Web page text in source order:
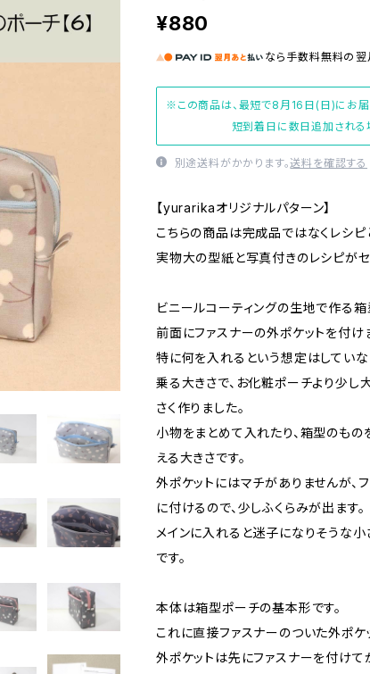
¥880
なら 手数料無料の 翌
※この商品は、最短で8月16日(日)にお届
短到着日に数日追加される
別途送料がかかります。送料を確認する
【yurarikaオリジナルパターン】
こちらの商品は完成品ではなくレシピ
実物大の型紙と写真付きのレシピがセ
ビニールコーティングの生地で作る箱
前面にファスナーの外ポケットを付け
特に何を入れるという想定はしていな
乗る大きさで、お化粧ポーチより少し
さく作りました。
小物をまとめて入れたり、箱型のもの
える大きさです。
外ポケットにはマチがありませんが、
に付けるので、少しふくらみが出ます。
メインに入れると迷子になりそうな小
です。
本体は箱型ポーチの基本形です。
これに直接ファスナーのついた外ポケ
外ポケットは先にファスナーを付け